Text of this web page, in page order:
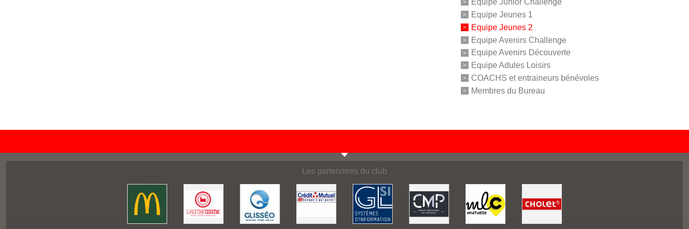
Equipe Junior Challenge
Equipe Jeunes 1
Equipe Jeunes 2
Equipe Avenirs Challenge
Equipe Avenirs Découverte
Equipe Adules Loisirs
COACHS et entraineurs bénévoles
Membres du Bureau
Les partenaires du club